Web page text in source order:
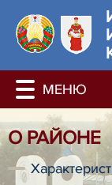
О РАЙОНЕ